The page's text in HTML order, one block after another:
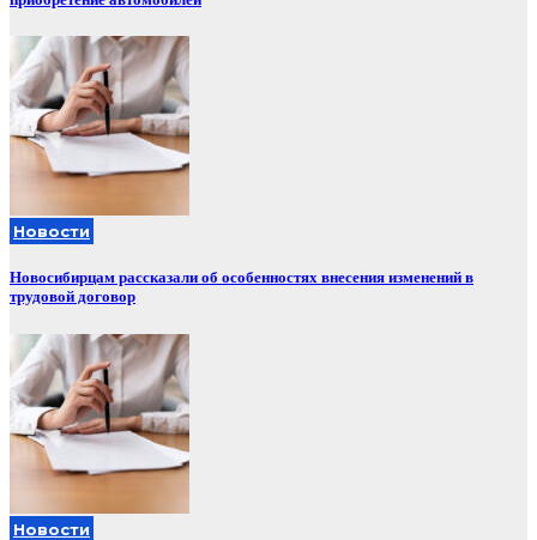
Новости
Новосибирцам рассказали об особенностях внесения изменений в
трудовой договор
Новости